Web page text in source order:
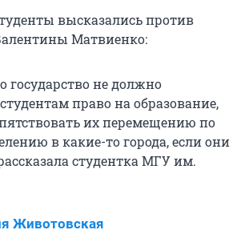
высказались против
Матвиенко:
государство не должно
право на образование,
их перемещению по
в какие-то города, если они
студентка МГУ им.
Животовская